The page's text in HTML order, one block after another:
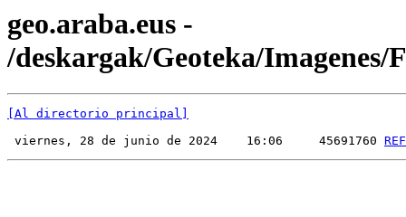
geo.araba.eus -
/deskargak/Geoteka/Imagenes/
[Al directorio principal]
viernes, 28 de junio de 2024    16:06     45691760